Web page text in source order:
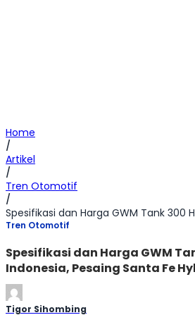
Home
/
Artikel
/
Tren Otomotif
/
Tren Otomotif
Spesifikasi dan Harga GWM
Indonesia, Pesaing Santa Fe
Tigor Sihombing